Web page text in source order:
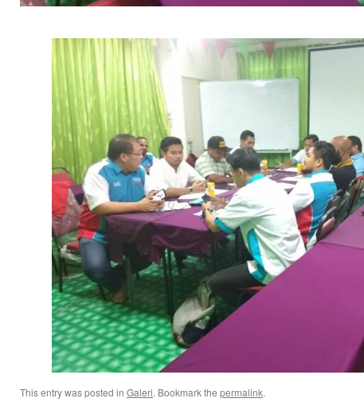
This entry was posted in Galeri. Bookmark the permalink.